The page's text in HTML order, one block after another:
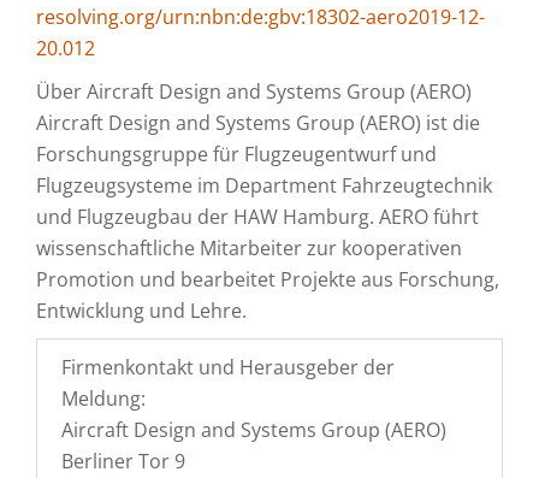
resolving.org/urn:nbn:de:gbv:18302-aero2019-12-
20.012
Über Aircraft Design and Systems Group (AERO)
Aircraft Design and Systems Group (AERO) ist die
Forschungsgruppe für Flugzeugentwurf und
Flugzeugsysteme im Department Fahrzeugtechnik
und Flugzeugbau der HAW Hamburg. AERO führt
wissenschaftliche Mitarbeiter zur kooperativen
Promotion und bearbeitet Projekte aus Forschung,
Entwicklung und Lehre.
Firmenkontakt und Herausgeber der
Meldung:
Aircraft Design and Systems Group (AERO)
Berliner Tor 9